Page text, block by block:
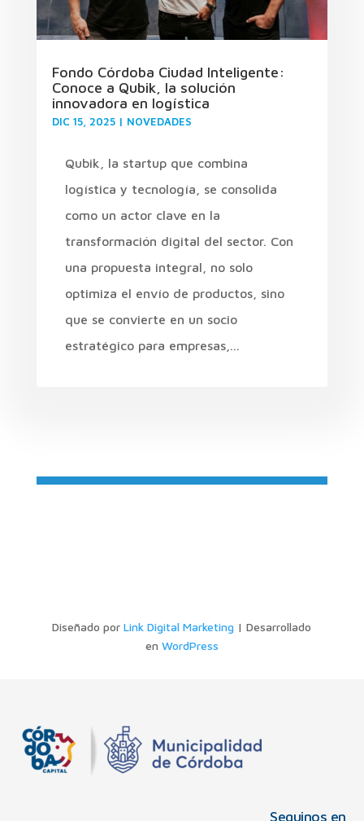
Fondo Córdoba Ciudad Inteligente:
Conoce a Qubik, la solución
innovadora en logística
DIC 15, 2025| NOVEDADES
Qubik, la startup que combina
logística y tecnología, se consolida
como un actor clave en la
transformación digital del sector. Con
una propuesta integral, no solo
optimiza el envío de productos, sino
que se convierte en un socio
estratégico para empresas,...
Diseñado porLink Digital Marketing | Desarrollado
en WordPress
Seguinos en